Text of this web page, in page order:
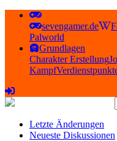
sevengamer.de
Palworld
Grundlagen
Charakter Erstellung
Kampf
Letzte Änderungen
Neueste Diskussionen